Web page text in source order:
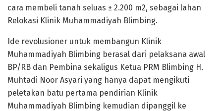
cara membeli tanah seluas ± 2.200 m2, sebagai lahan
Relokasi Klinik Muhammadiyah Blimbing.
Ide revolusioner untuk membangun Klinik
Muhammadiyah Blimbing berasal dari pelaksana awal
BP/RB dan Pembina sekaligus Ketua PRM Blimbing H.
Muhtadi Noor Asyari yang hanya dapat mengikuti
peletakan batu pertama pendirian Klinik
Muhammadiyah Blimbing kemudian dipanggil ke